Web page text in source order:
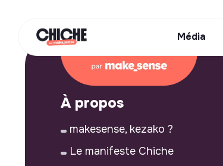
Média
À propos
makesense, kezako ?
Le manifeste Chiche